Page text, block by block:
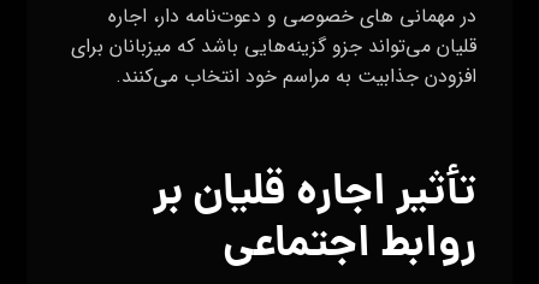
در مهمانی های خصوصی و دعوت‌نامه دار، اجاره
قلیان می‌تواند جزو گزینه‌هایی باشد که میزبانان برای
افزودن جذابیت به مراسم خود انتخاب می‌کنند.
تأثیر اجاره قلیان بر
روابط اجتماعی